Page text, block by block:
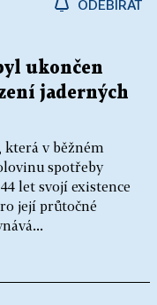
ODEBÍRAT
ukončen
jaderných
která v běžném
spotřeby
let svojí existence
její průtočné